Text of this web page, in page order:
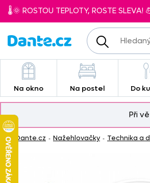
🌡️🌞 ROSTOU TEPLOTY, ROSTE SLEVA!
Na okno Na postel Do
Při
Dante.cz - Nažehlovačky - Technika a